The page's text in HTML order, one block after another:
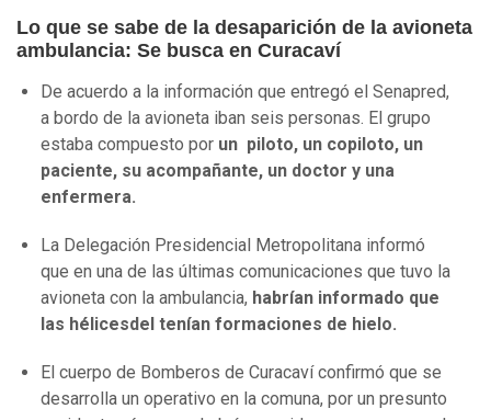
Lo que se sabe de la desaparición de la avioneta
ambulancia: Se busca en Curacaví
De acuerdo a la información que entregó el Senapred,
a bordo de la avioneta iban seis personas. El grupo
estaba compuesto por un piloto, un copiloto, un
paciente, su acompañante, un doctor y una
enfermera.
La Delegación Presidencial Metropolitana informó
que en una de las últimas comunicaciones que tuvo la
avioneta con la ambulancia, habrían informado que
las hélicesdel tenían formaciones de hielo.
El cuerpo de Bomberos de Curacaví confirmó que se
desarrolla un operativo en la comuna, por un presunto